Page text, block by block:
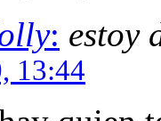
: estoy
13:44